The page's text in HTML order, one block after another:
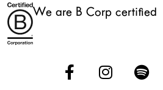
We are B Corp certified